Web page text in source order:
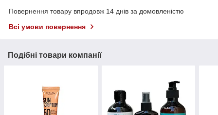
Повернення товару впродовж 14 днів за домовленістю
Всі умови повернення
Подібні товари компанії